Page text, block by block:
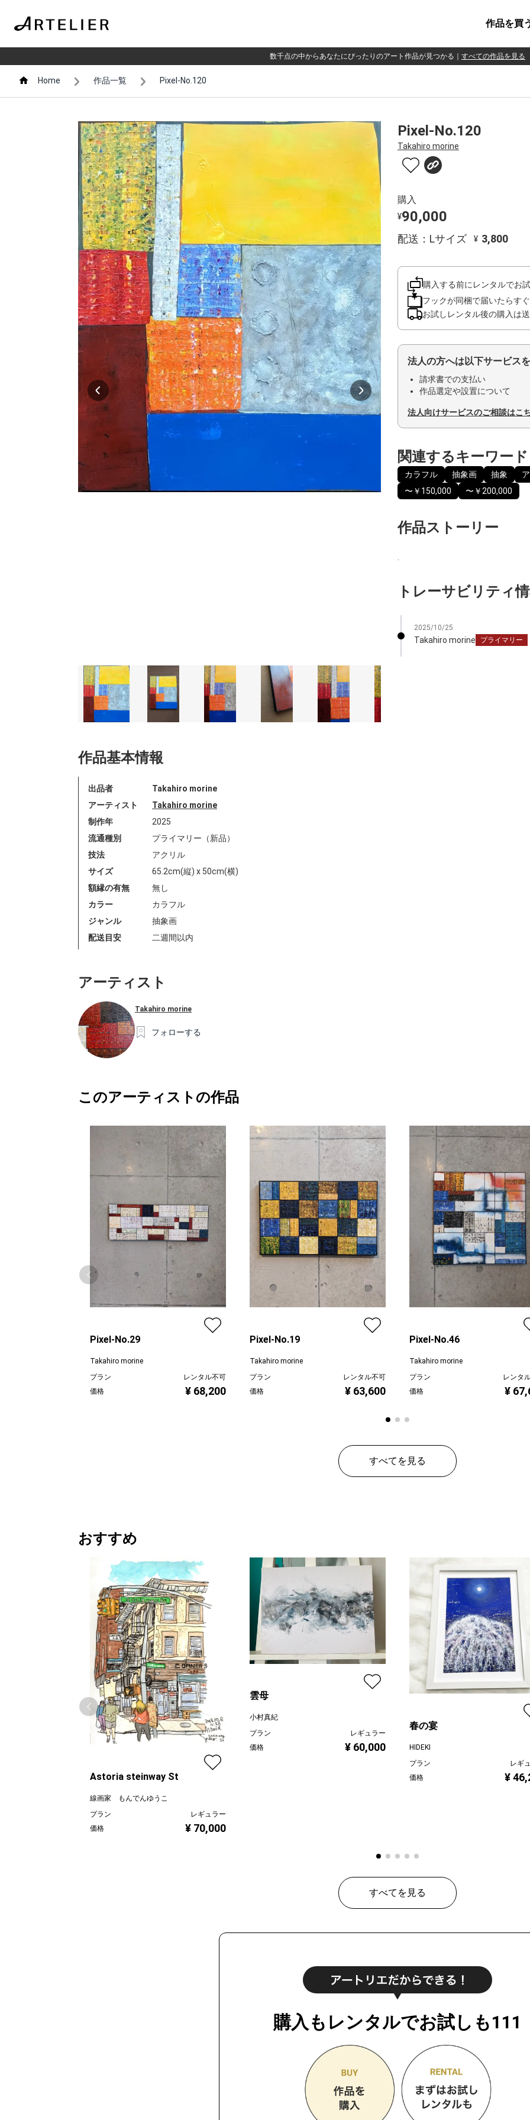
作品を買
数千点の中からあなたにぴったりのアート作品が見つかる すべての作品を見る
Home 作品一覧 Pixel-No.120
作品基本情報
出品者
Takahiro morine
アーティスト
Takahiro morine
制作年
2025
流通種別
プライマリー（新品）
技法
アクリル
サイズ
65.2cm(縦) x 50cm(横)
額縁の有無
無し
カラー
カラフル
ジャンル
抽象画
配送目安
二週間以内
アーティスト
Takahiro morine
フォローする
Pixel-No.120
Takahiro morine
購入
¥90,000
配送：Lサイズ ¥ 3,800
購入する前にレンタルでお
フックが同梱で届いたらす
お試しレンタル後の購入は
法人の方へは以下サービス
請求書での支払い
作品選定や設置について
法人向けサービスのご相談はこ
関連するキーワード
カラフル 抽象画 抽象
〜￥150,000
〜￥200,000
作品ストーリー
トレーサビリティ
2025/10/25
Takahiro morine プライマリー
このアーティストの作品
Pixel-No.29
Takahiro morine
プラン
レンタル不可
価格
¥ 68,200
Pixel-No.19
Takahiro morine
プラン
レンタル不可
価格
¥ 63,600
Pixel-No.46
Takahiro morine
プラン
レンタ
価格
¥
すべてを見る
おすすめ
Astoria steinway St
線画家 もんでんゆうこ
プラン
レギュラー
価格
¥ 70,000
雲母
小村真紀
プラン
レギュラー
価格
¥ 60,000
春の宴
HIDEKI
プラン
レギ
価格
¥
すべてを見る
購入もレンタルでお試しも111